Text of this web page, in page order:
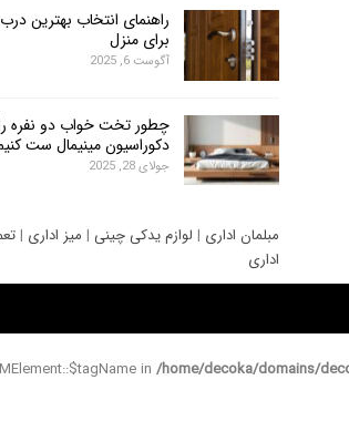
راهنمای انتخاب بهترین
برای منزل
آگوست 6, 2025
چطور تخت خواب دو نفره
دکوراسیون مینیمال ست
جولای 28, 2025
مبلمان اداری | لوازم یدکی چینی | میز اداری |
اداری
in /home/decoka/domains/